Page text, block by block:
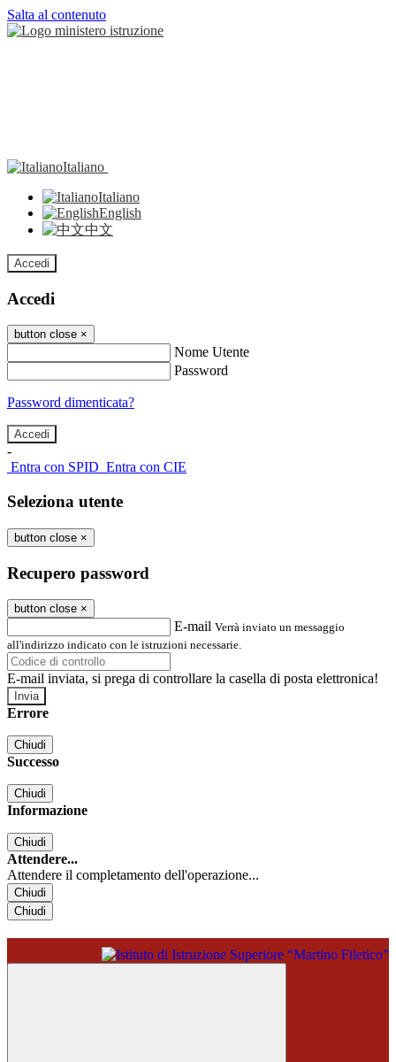
Salta al contenuto
Italiano
Italiano
English
中文
Accedi
Accedi
button close ×
Nome Utente
Password
Password dimenticata?
-
Entra con SPID Entra con CIE
Seleziona utente
button close ×
Recupero password
button close ×
E-mail Verrà inviato un messaggio
all'indirizzo indicato con le istruzioni necessarie.
E-mail inviata, si prega di controllare la casella di posta elettronica!
Errore
Chiudi
Successo
Chiudi
Informazione
Chiudi
Attendere...
Attendere il completamento dell'operazione...
Chiudi
Chiudi